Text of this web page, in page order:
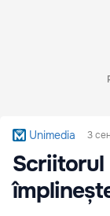
Unimedia 3
Scriitorul